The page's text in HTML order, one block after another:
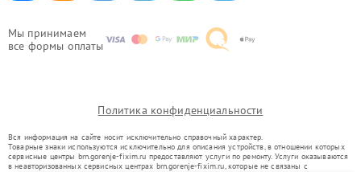
Мы принимаем
все формы оплаты
Политика конфиденциальности
Вся информация на сайте носит исключительно справочный характер.
Товарные знаки используются исключительно для описания устройств, в отношении которых
сервисные центры brn.gorenje-fixim.ru предоставляют услуги по ремонту. Услуги оказываются
в неавторизованных сервисных центрах brn.gorenje-fixim.ru, которые не связаны с